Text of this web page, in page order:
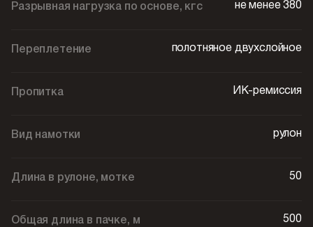
Разрывная нагрузка по основе, кгс не менее 380
Переплетение полотняное двухслойное
Пропитка ИК-ремиссия
Вид намотки рулон
Длина в рулоне, мотке 50
Общая длина в пачке, м 500